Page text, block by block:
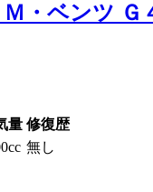
Ｍ・ベンツ
量 修復歴
無し